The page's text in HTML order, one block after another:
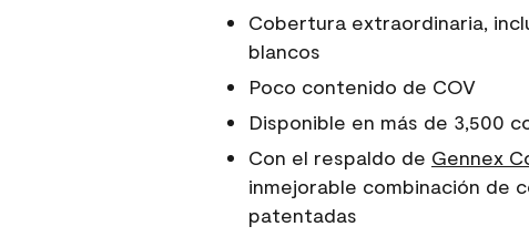
Cobertura extraordinaria,
blancos
Poco contenido de COV
Disponible en más de 3,500
Con el respaldo de Gennex
inmejorable combinación de
patentadas